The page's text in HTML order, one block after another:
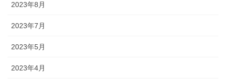
2023年8月
2023年7月
2023年5月
2023年4月